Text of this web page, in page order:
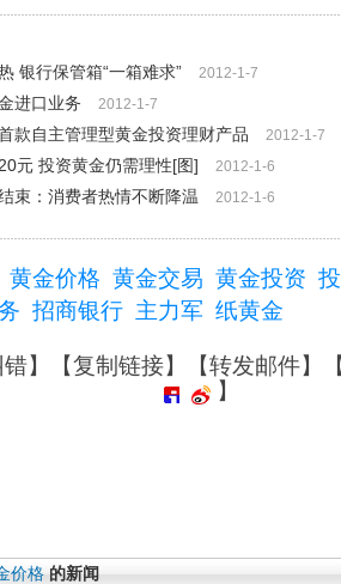
银行保管箱“一箱难求”
2012-1-7
进口业务 2012-1-7
款自主管理型黄金投资理财产品 2012-1-7
元 投资黄金仍需理性[图] 2012-1-6
束：消费者热情不断降温 2012-1-6
黄金价格 黄金交易 黄金投资
招商银行 主力军 纸黄金
】【复制链接】【转发邮件】
】
价格 的新闻